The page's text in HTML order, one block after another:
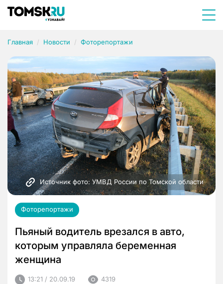
Главная Новости Фоторепортажи
Источник фото: УМВД России по Томской области
Фоторепортажи
Пьяный водитель врезался в авто,
которым управляла беременная
женщина
13:21 / 20.09.19 4319